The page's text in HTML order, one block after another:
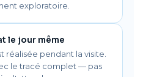
exploratoire.
le jour même
réalisée pendant la visite.
le tracé complet — pas